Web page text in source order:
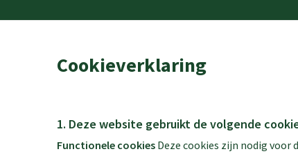
Cookieverklaring
1. Deze website gebruikt de volgende
Functionele cookiesDeze cookies zijn nodig voor